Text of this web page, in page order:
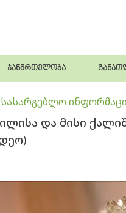
ჯანმრთელობა
სასარგებლო
და მისი